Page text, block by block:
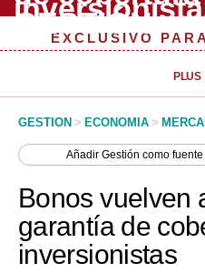
Management & Empleo
Perú
Política
EXCLUSIVO
PLUS
GESTION > ECONOMIA >
AñadirGestión como
Bonos vuelven
garantía de
inversionistas